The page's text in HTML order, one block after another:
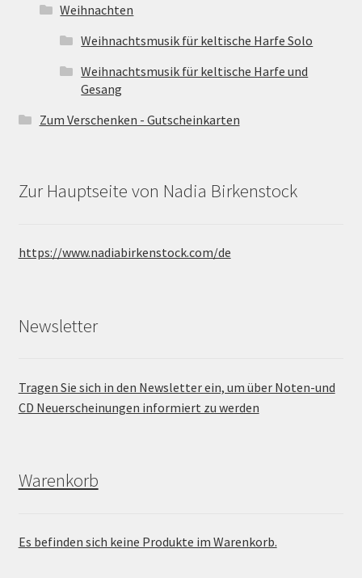
Weihnachten
Weihnachtsmusik für keltische Harfe Solo
Weihnachtsmusik für keltische Harfe und
Gesang
Zum Verschenken - Gutscheinkarten
Zur Hauptseite von Nadia Birkenstock
https://www.nadiabirkenstock.com/de
Newsletter
Tragen Sie sich in den Newsletter ein, um über Noten-und
CD Neuerscheinungen informiert zu werden
Warenkorb
Es befinden sich keine Produkte im Warenkorb.